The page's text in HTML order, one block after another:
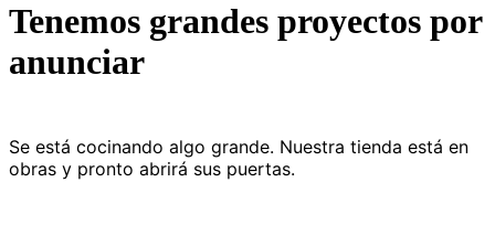
Tenemos grandes proyectos por
anunciar
Se está cocinando algo grande. Nuestra tienda está en
obras y pronto abrirá sus puertas.